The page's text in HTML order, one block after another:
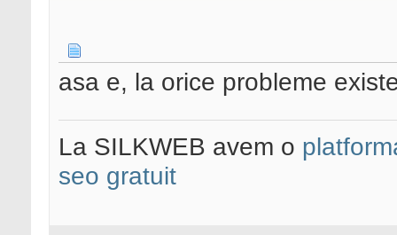
asa e, la orice probleme
La SILKWEB avem o
seo gratuit